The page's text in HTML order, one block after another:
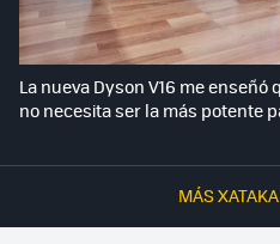
MÁS
La nueva Dyson V16 me
no necesita ser la más potente